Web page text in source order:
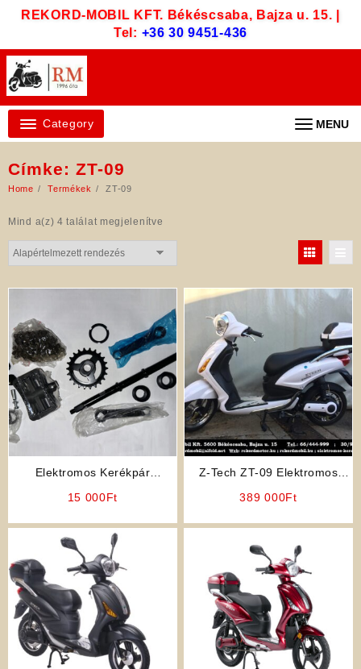
REKORD-MOBIL KFT. Békéscsaba, Bajza u. 15. |
Tel: +36 30 9451-436
Category MENU
Címke: ZT-09
Home Termékek ZT-09
Mind a(z) 4 találat megjelenítve
Elektromos Kerékpár
15 000Ft
Z-Tech ZT-09 Elektromos
389 000Ft